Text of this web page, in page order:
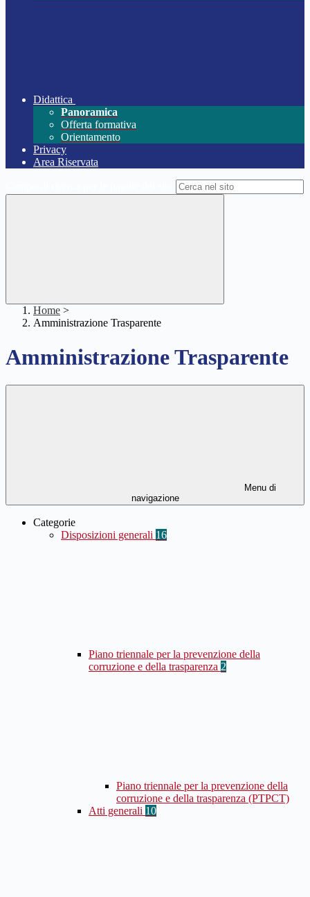
Didattica
Panoramica
Offerta formativa
Orientamento
Privacy
Area Riservata
Home >
Amministrazione Trasparente
Amministrazione Trasparente
Menu di
navigazione
Categorie
Disposizioni generali 16
Piano triennale per la prevenzione della
corruzione e della trasparenza 2
Piano triennale per la prevenzione della
corruzione e della trasparenza (PTPCT)
Atti generali 10